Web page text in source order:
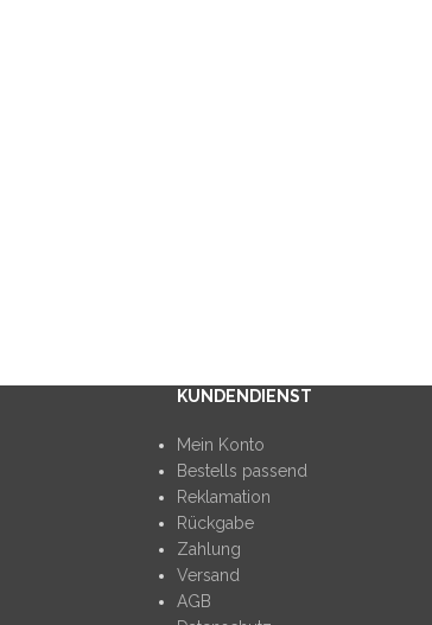
KUNDENDIENST
Mein Konto
Bestells passend
Reklamation
Rückgabe
Zahlung
Versand
AGB